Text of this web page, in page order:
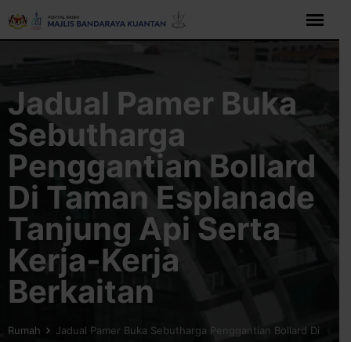
Langkau
Jadual Pamer Buka
Sebutharga
Penggantian Bollard
Di Taman Esplanade
Tanjung Api Serta
Kerja-Kerja
Berkaitan
Rumah
Jadual Pamer Buka Sebutharga Penggantian Bollard Di